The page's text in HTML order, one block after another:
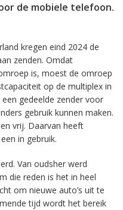
de mobiele telefoon.
kregen eind 2024 de
zenden. Omdat
is, moest de omroep
op de multiplex in
gedeelde zender voor
gebruik kunnen maken.
vrij. Daarvan heeft
in gebruik.
Van oudsher werd
die reden is het in heel
om nieuwe auto’s uit te
tijd wordt het bereik